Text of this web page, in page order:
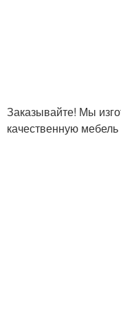
Заказывайте! Мы
качественную мебель